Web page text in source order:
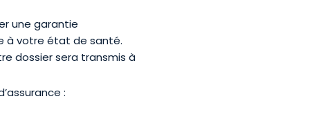
une garantie
à votre état de santé.
dossier sera transmis à
: